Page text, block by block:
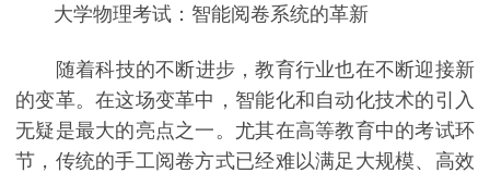
大学物理考试：智能阅卷系统的革新
随着科技的不断进步，教育行业也在不断迎接新
的变革。在这场变革中，智能化和自动化技术的引入
无疑是最大的亮点之一。尤其在高等教育中的考试环
节，传统的手工阅卷方式已经难以满足大规模、高效